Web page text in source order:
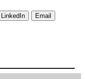
LinkedIn
Email